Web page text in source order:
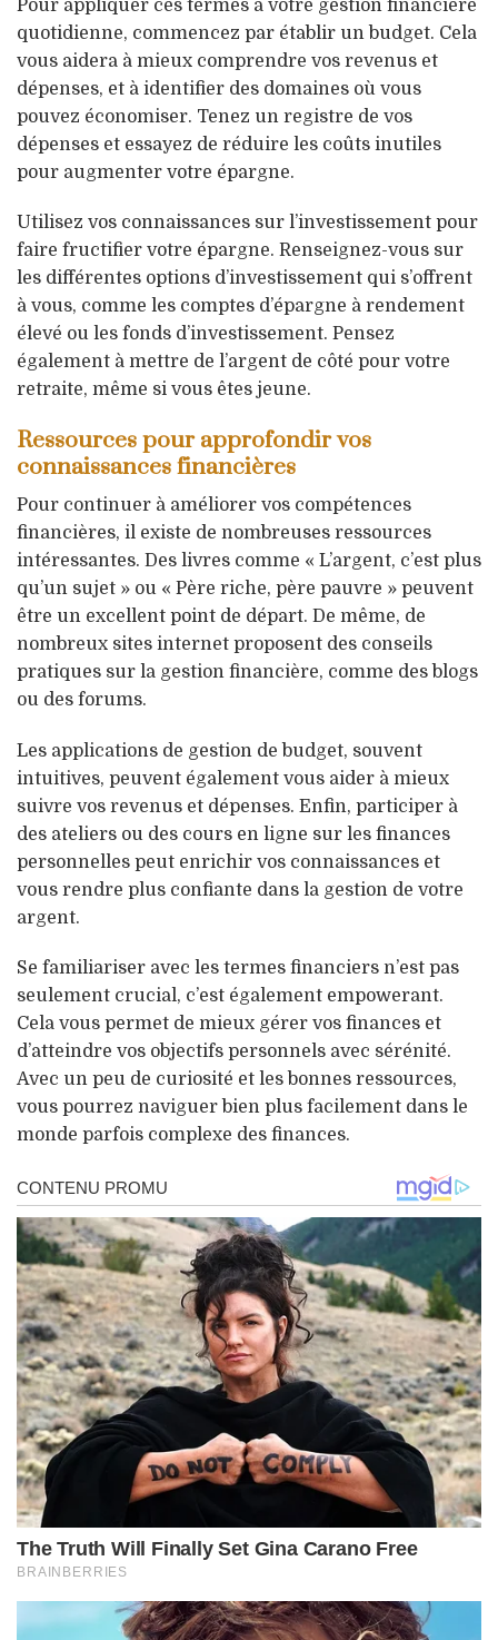
Pour appliquer ces termes à votre gestion financière
quotidienne, commencez par établir un budget. Cela
vous aidera à mieux comprendre vos revenus et
dépenses, et à identifier des domaines où vous
pouvez économiser. Tenez un registre de vos
dépenses et essayez de réduire les coûts inutiles
pour augmenter votre épargne.
Utilisez vos connaissances sur l’investissement pour
faire fructifier votre épargne. Renseignez-vous sur
les différentes options d’investissement qui s’offrent
à vous, comme les comptes d’épargne à rendement
élevé ou les fonds d’investissement. Pensez
également à mettre de l’argent de côté pour votre
retraite, même si vous êtes jeune.
Ressources pour approfondir vos
connaissances financières
Pour continuer à améliorer vos compétences
financières, il existe de nombreuses ressources
intéressantes. Des livres comme « L’argent, c’est plus
qu’un sujet » ou « Père riche, père pauvre » peuvent
être un excellent point de départ. De même, de
nombreux sites internet proposent des conseils
pratiques sur la gestion financière, comme des blogs
ou des forums.
Les applications de gestion de budget, souvent
intuitives, peuvent également vous aider à mieux
suivre vos revenus et dépenses. Enfin, participer à
des ateliers ou des cours en ligne sur les finances
personnelles peut enrichir vos connaissances et
vous rendre plus confiante dans la gestion de votre
argent.
Se familiariser avec les termes financiers n’est pas
seulement crucial, c’est également empowerant.
Cela vous permet de mieux gérer vos finances et
d’atteindre vos objectifs personnels avec sérénité.
Avec un peu de curiosité et les bonnes ressources,
vous pourrez naviguer bien plus facilement dans le
monde parfois complexe des finances.